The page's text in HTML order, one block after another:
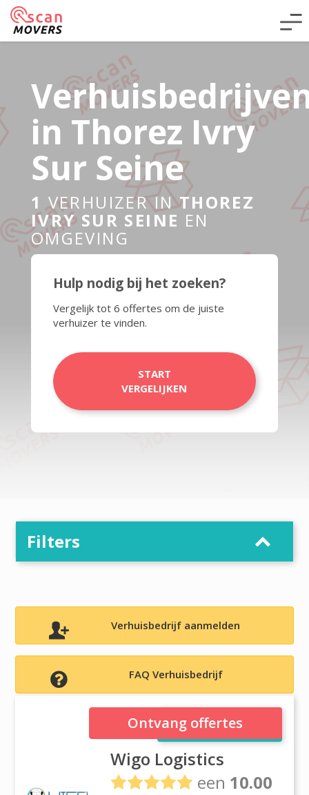
in Thorez Ivry
Sur Seine
1 VERHUIZER INTHOREZ
IVRY SUR SEINE EN
OMGEVING
Hulp nodig bij het zoeken?
Vergelijk tot 6 offertes om de juiste
verhuizer te vinden.
START
VERGELIJKEN
Filters
Verhuisbedrijf aanmelden
FAQ Verhuisbedrijf
Wigo Logistics
Wigo Logistics
een 10.00
Ontvang offertes